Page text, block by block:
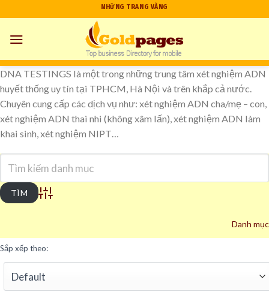
to
content
NHỮNG TRANG VÀNG
DNA TESTINGS là một trong những trung tâm xét nghiệm ADN
huyết thống uy tín tại TPHCM, Hà Nội và trên khắp cả nước.
Chuyên cung cấp các dịch vụ như: xét nghiệm ADN cha/mẹ – con,
xét nghiệm ADN thai nhi (không xâm lấn), xét nghiệm ADN làm
khai sinh, xét nghiệm NIPT…
Advanced Search
Danh mục
Sắp xếp theo: